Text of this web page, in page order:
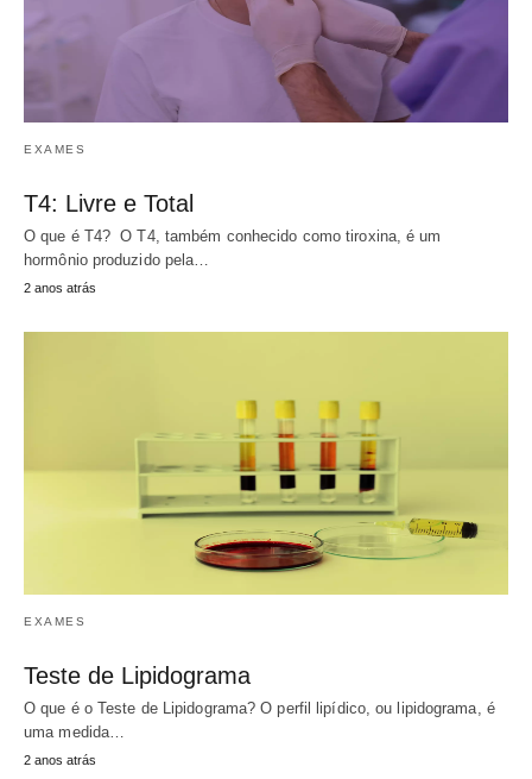
EXAMES
T4: Livre e Total
O que é T4? O T4, também conhecido como tiroxina, é um
hormônio produzido pela…
2 anos atrás
EXAMES
Teste de Lipidograma
O que é o Teste de Lipidograma? O perfil lipídico, ou lipidograma, é
uma medida…
2 anos atrás